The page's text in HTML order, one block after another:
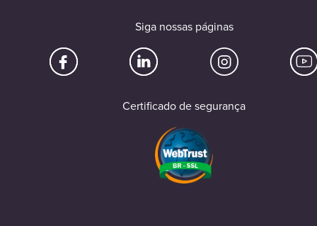
Siga nossas páginas
Certificado de segurança